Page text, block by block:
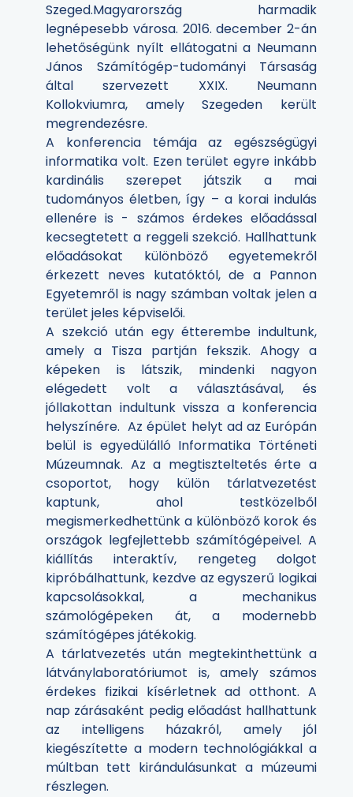
Szeged.Magyarország harmadik
legnépesebb városa. 2016. december 2-án
lehetőségünk nyílt ellátogatni a Neumann
János Számítógép-tudományi Társaság
által szervezett XXIX. Neumann
Kollokviumra, amely Szegeden került
megrendezésre.
A konferencia témája az egészségügyi
informatika volt. Ezen terület egyre inkább
kardinális szerepet játszik a mai
tudományos életben, így – a korai indulás
ellenére is - számos érdekes előadással
kecsegtetett a reggeli szekció. Hallhattunk
előadásokat különböző egyetemekről
érkezett neves kutatóktól, de a Pannon
Egyetemről is nagy számban voltak jelen a
terület jeles képviselői.
A szekció után egy étterembe indultunk,
amely a Tisza partján fekszik. Ahogy a
képeken is látszik, mindenki nagyon
elégedett volt a választásával, és
jóllakottan indultunk vissza a konferencia
helyszínére. Az épület helyt ad az Európán
belül is egyedülálló Informatika Történeti
Múzeumnak. Az a megtiszteltetés érte a
csoportot, hogy külön tárlatvezetést
kaptunk, ahol testközelből
megismerkedhettünk a különböző korok és
országok legfejlettebb számítógépeivel. A
kiállítás interaktív, rengeteg dolgot
kipróbálhattunk, kezdve az egyszerű logikai
kapcsolásokkal, a mechanikus
számológépeken át, a modernebb
számítógépes játékokig.
A tárlatvezetés után megtekinthettünk a
látványlaboratóriumot is, amely számos
érdekes fizikai kísérletnek ad otthont. A
nap zárásaként pedig előadást hallhattunk
az intelligens házakról, amely jól
kiegészítette a modern technológiákkal a
múltban tett kirándulásunkat a múzeumi
részlegen.